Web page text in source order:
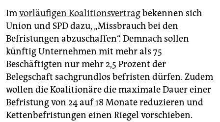
Imvorläufigen Koalitionsvertragbekennen sich
Union und SPD dazu, „Missbrauch bei den
Befristungen abzuschaffen“. Demnach sollen
künftig Unternehmen mit mehr als 75
Beschäftigten nur mehr 2,5 Prozent der
Belegschaft sachgrundlos befristen dürfen. Zudem
wollen die Koalitionäre die maximale Dauer einer
Befristung von 24 auf 18 Monate reduzieren und
Kettenbefristungen einen Riegel vorschieben.